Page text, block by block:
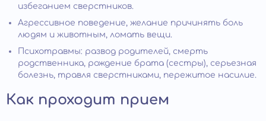
избеганием сверстников.
Агрессивное поведение, желание причинять боль
людям и животным, ломать вещи.
Психотравмы: развод родителей, смерть
родственника, рождение брата (сестры), серьезная
болезнь, травля сверстниками, пережитое насилие.
Как проходит прием